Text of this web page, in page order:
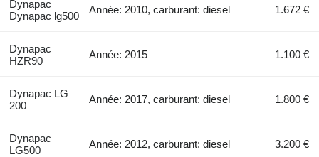
Dynapac
Dynapac lg500
Année: 2010, carburant: diesel 1.672 €
Dynapac
HZR90
Année: 2015 1.100 €
Dynapac LG
200
Année: 2017, carburant: diesel 1.800 €
Dynapac
LG500
Année: 2012, carburant: diesel 3.200 €